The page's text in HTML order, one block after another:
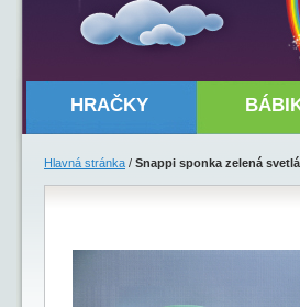
HRAČKY
Hlavná stránka / Snappi sponka zelená